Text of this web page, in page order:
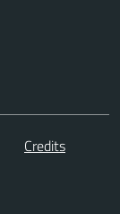
Credits